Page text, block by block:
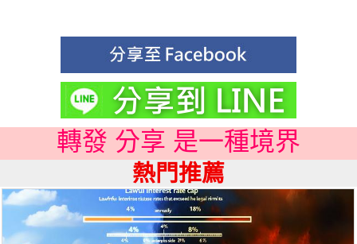
轉發 分享 是一種境界
熱門推薦